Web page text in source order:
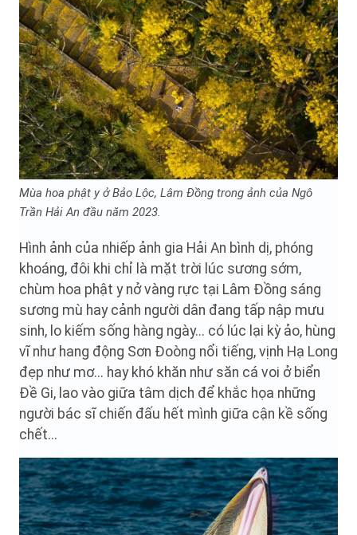
Mùa hoa phật y ở Bảo Lộc, Lâm Đồng trong ảnh của Ngô
Trần Hải An đầu năm 2023.
Hình ảnh của nhiếp ảnh gia Hải An bình dị, phóng
khoáng, đôi khi chỉ là mặt trời lúc sương sớm,
chùm hoa phật y nở vàng rực tại Lâm Đồng sáng
sương mù hay cảnh người dân đang tấp nập mưu
sinh, lo kiếm sống hàng ngày... có lúc lại kỳ ảo, hùng
vĩ như hang động Sơn Đoòng nổi tiếng, vịnh Hạ Long
đẹp như mơ... hay khó khăn như săn cá voi ở biển
Đề Gi, lao vào giữa tâm dịch để khắc họa những
người bác sĩ chiến đấu hết mình giữa cận kề sống
chết...